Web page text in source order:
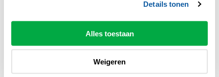
Details tonen
Alles toestaan
Weigeren
online overal op reageren, ook op situaties die hen
eigenlijk niet aangaan. Vanuit de anonimiteit zeggen
mensen dingen die ze nooit in iemands gezicht zouden
durven zeggen. Dat levert een heleboel
risico van AI: we kunnen het gebruiken om de wereld